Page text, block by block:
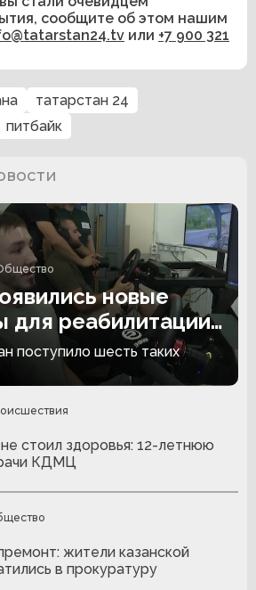
сообщите об этом нашим
или +7 900 321
татарстан 24
питбайк
новые
для реабилитации
поступило шесть таких
стоил здоровья: 12-летнюю
КДМЦ
жители казанской
в прокуратуру